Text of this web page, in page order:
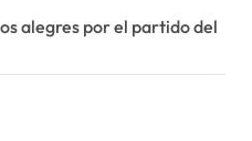
alegres por el partido del